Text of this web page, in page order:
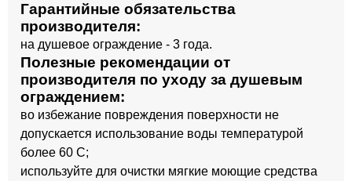
Гарантийные обязательства
производителя:
на душевое ограждение - 3 года.
Полезные рекомендации от
производителя по уходу за душевым
ограждением:
во избежание повреждения поверхности не
допускается использование воды температурой
более 60 С;
используйте для очистки мягкие моющие средства